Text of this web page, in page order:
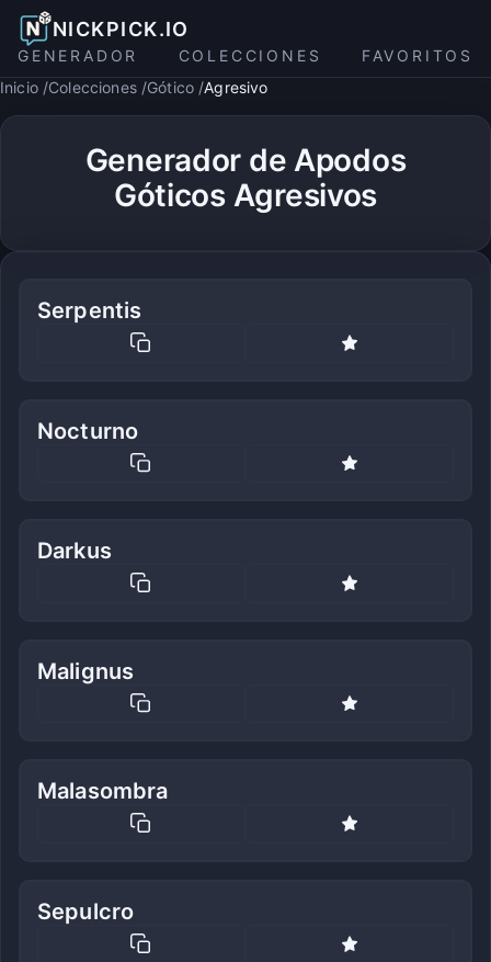
NICKPICK.IO
GENERADOR COLECCIONES
FAVORITOS
Inicio Colecciones Gótico Agresivo
Generador de Apodos
Góticos Agresivos
Serpentis
Nocturno
Darkus
Malignus
Malasombra
Sepulcro